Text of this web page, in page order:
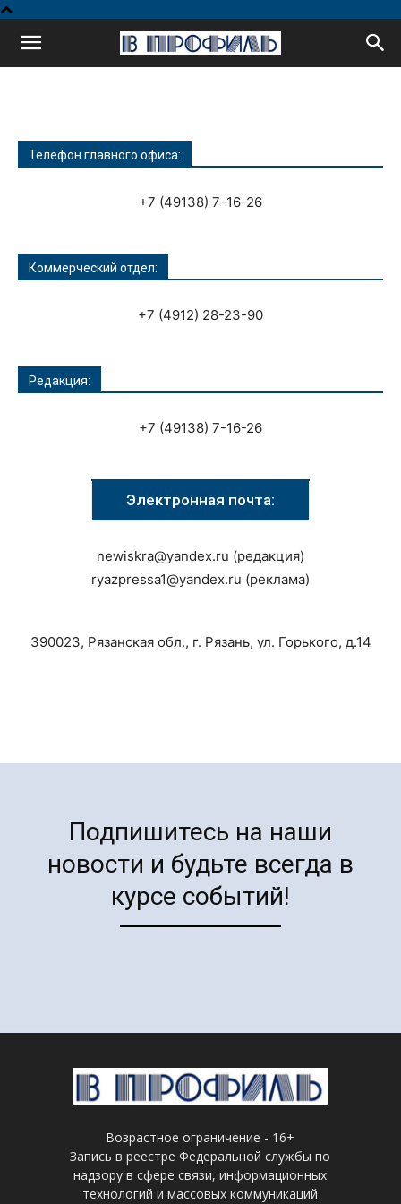
Телефон главного офиса:
+7 (49138) 7-16-26
Коммерческий отдел:
+7 (4912) 28-23-90
Редакция:
+7 (49138) 7-16-26
Электронная почта:
newiskra@yandex.ru (редакция)
ryazpressa1@yandex.ru (реклама)
390023, Рязанская обл., г. Рязань, ул. Горького, д.14
Подпишитесь на наши
новости и будьте всегда в
курсе событий!
Возрастное ограничение - 16+
Запись в реестре Федеральной службы по
надзору в сфере связи, информационных
технологий и массовых коммуникаций